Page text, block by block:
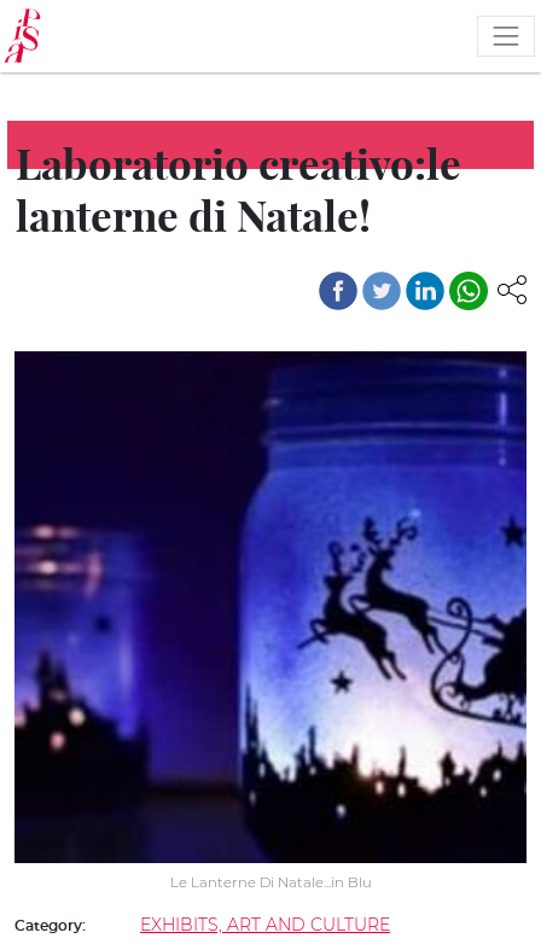
Skip
to
main
content
Laboratorio creativo:le
lanterne di Natale!
Le Lanterne Di Natale...in Blu
Category: EXHIBITS, ART AND CULTURE